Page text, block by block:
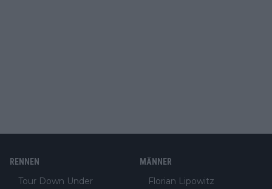
RENNEN
Tour Down Under
MÄNNER
Florian Lipowitz